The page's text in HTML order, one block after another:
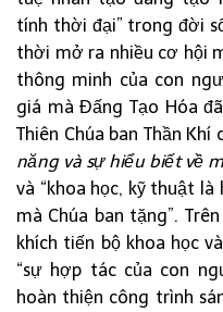
tính thời đại” trong đời
thời mở ra nhiều cơ hội
thông minh của con
giá mà Đấng Tạo Hóa
Thiên Chúa ban Thần
năng và sự hiểu biết về
và “khoa học, kỹ thuật
mà Chúa ban tặng”.
khích tiến bộ khoa học
“sự hợp tác của con
hoàn thiện công trình